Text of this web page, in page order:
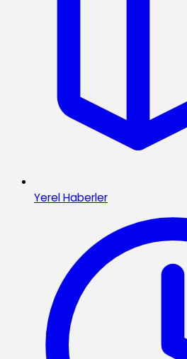
Yerel Haberler